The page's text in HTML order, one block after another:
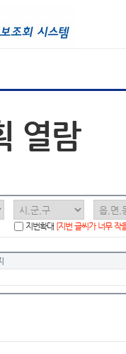
열람
지번확대 [지번 글씨가 너무 작